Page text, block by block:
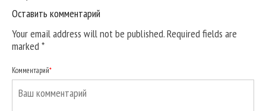
Оставить комментарий
Your email address will not be published. Required fields are
marked*
Комментарий*